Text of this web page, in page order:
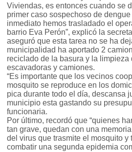
Viviendas, es entonces cuando se
primer caso sospechoso de dengue
inmediato hemos trasladado el
barrio Eva Perón”, explicó la
aseguró que esta tarea no se ha
municipalidad ha aportado 2
reciclado de la basura y la
escavadoras y camiones.
“Es importante que los vecinos
mosquito se reproduce en los
pica durante todo el día, descansa
municipio esta gastando su
funcionaria.
Por último, recordó que “quienes
tan grave, quedan con una
del virus que trasmite el mosquito
combatir una segunda epidemia